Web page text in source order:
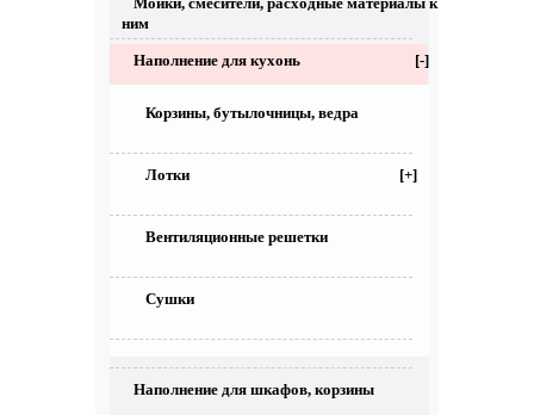
ним
Наполнение для кухонь [-]
Корзины, бутылочницы, ведра
Лотки [+]
Вентиляционные решетки
Сушки
Наполнение для шкафов, корзины